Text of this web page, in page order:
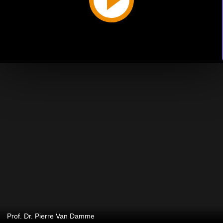
Prof. Dr. Pierre Van Damme